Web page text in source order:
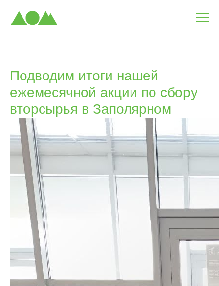
Подводим итоги нашей
ежемесячной акции по сбору
вторсырья в Заполярном